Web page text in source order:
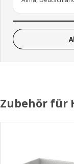
Zubehör für